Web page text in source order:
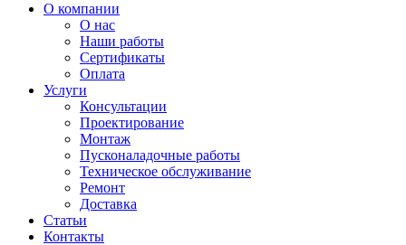
О компании
О нас
Наши работы
Сертификаты
Оплата
Услуги
Консультации
Проектирование
Монтаж
Пусконаладочные работы
Техническое обслуживание
Ремонт
Доставка
Статьи
Контакты